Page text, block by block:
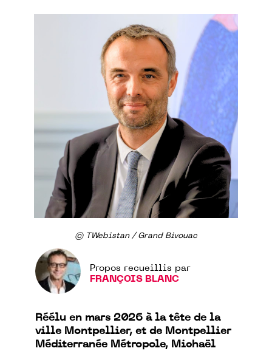
© TWebistan / Grand Bivouac
Propos recueillis par
FRANÇOIS BLANC
Réélu en mars 2026 à la tête de la
ville Montpellier, et de Montpellier
Méditerranée Métropole, Michaël